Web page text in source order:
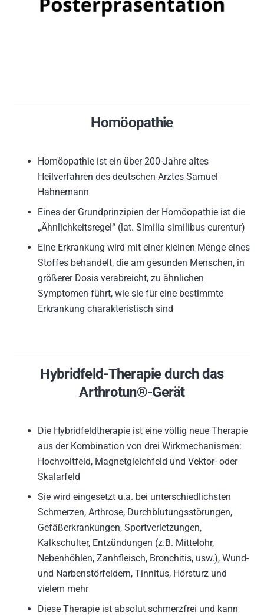
Homöopathie
Homöopathie ist ein über 200-Jahre altes
Heilverfahren des deutschen Arztes Samuel
Hahnemann
Eines der Grundprinzipien der Homöopathie ist die
„Ähnlichkeitsregel“ (lat. Similia similibus curentur)
Eine Erkrankung wird mit einer kleinen Menge eines
Stoffes behandelt, die am gesunden Menschen, in
größerer Dosis verabreicht, zu ähnlichen
Symptomen führt, wie sie für eine bestimmte
Erkrankung charakteristisch sind
Hybridfeld-Therapie durch das
Arthrotun®-Gerät
Die Hybridfeldtherapie ist eine völlig neue Therapie
aus der Kombination von drei Wirkmechanismen:
Hochvoltfeld, Magnetgleichfeld und Vektor- oder
Skalarfeld
Sie wird eingesetzt u.a. bei unterschiedlichsten
Schmerzen, Arthrose, Durchblutungsstörungen,
Gefäßerkrankungen, Sportverletzungen,
Kalkschulter, Entzündungen (z.B. Mittelohr,
Nebenhöhlen, Zanhfleisch, Bronchitis, usw.), Wund-
und Narbenstörfeldern, Tinnitus, Hörsturz und
vielem mehr
Diese Therapie ist absolut schmerzfrei und kann